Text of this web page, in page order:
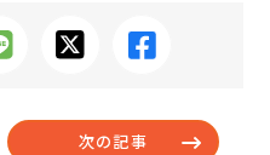
次の記事